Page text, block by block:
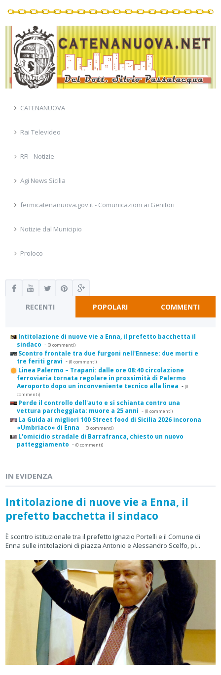
CATENANUOVA
Rai Televideo
RFI - Notizie
Agi News Sicilia
fermicatenanuova.gov.it - Comunicazioni ai Genitori
Notizie dal Municipio
Proloco
RECENTI POPOLARI COMMENTI
Intitolazione di nuove vie a Enna, il prefetto bacchetta il
sindaco - (0 commenti)
Scontro frontale tra due furgoni nell'Ennese: due morti e
tre feriti gravi - (0 commenti)
Linea Palermo – Trapani: dalle ore 08:40 circolazione
ferroviaria tornata regolare in prossimità di Palermo
Aeroporto dopo un inconveniente tecnico alla linea - (0
commenti)
Perde il controllo dell'auto e si schianta contro una
vettura parcheggiata: muore a 25 anni - (0 commenti)
La Guida ai migliori 100 Street food di Sicilia 2026 incorona
«Umbriaco» di Enna - (0 commenti)
L'omicidio stradale di Barrafranca, chiesto un nuovo
patteggiamento - (0 commenti)
IN EVIDENZA
Intitolazione di nuove vie a Enna, il
prefetto bacchetta il sindaco
È scontro istituzionale tra il prefetto Ignazio Portelli e il Comune di
Enna sulle intitolazioni di piazza Antonio e Alessandro Scelfo, pi...